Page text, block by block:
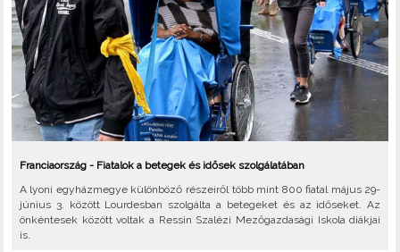
Franciaország - Fiatalok a betegek és idősek szolgálatában
A lyoni egyházmegye különböző részeiről több mint 800 fiatal május 29-
június 3. között Lourdesban szolgálta a betegeket és az időseket. Az
önkéntesek között voltak a Ressin Szalézi Mezőgazdasági Iskola diákjai
is.